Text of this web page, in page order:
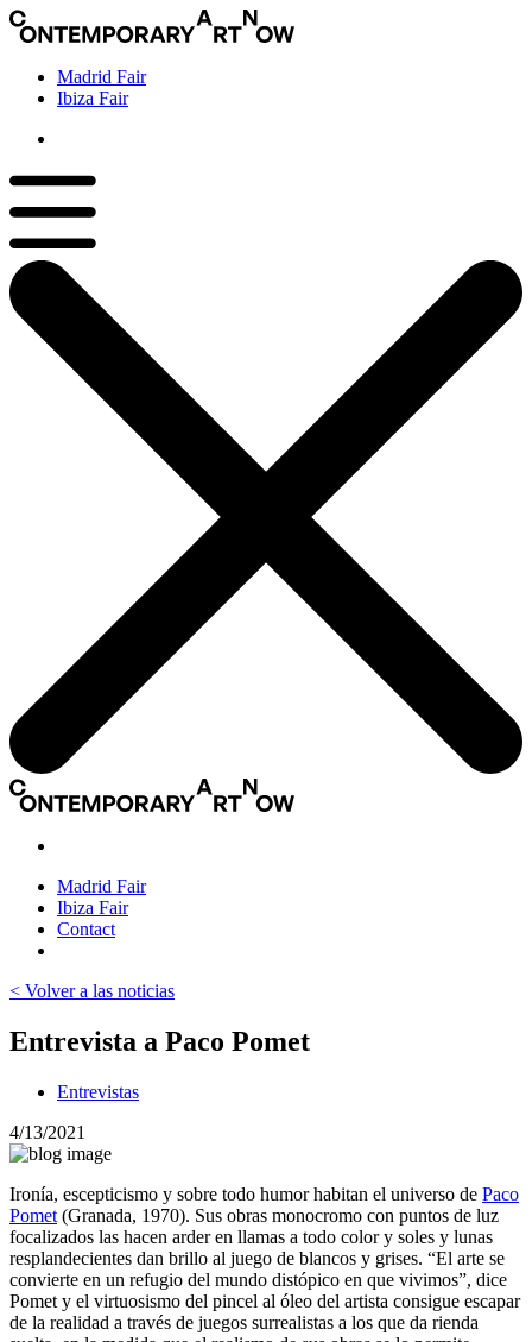
Madrid Fair
Ibiza Fair
Madrid Fair
Ibiza Fair
Contact
< Volver a las noticias
Entrevista a Paco Pomet
Entrevistas
4/13/2021
Ironía, escepticismo y sobre todo humor habitan el universo de Paco
Pomet (Granada, 1970). Sus obras monocromo con puntos de luz
focalizados las hacen arder en llamas a todo color y soles y lunas
resplandecientes dan brillo al juego de blancos y grises. “El arte se
convierte en un refugio del mundo distópico en que vivimos”, dice
Pomet y el virtuosismo del pincel al óleo del artista consigue escapar
de la realidad a través de juegos surrealistas a los que da rienda